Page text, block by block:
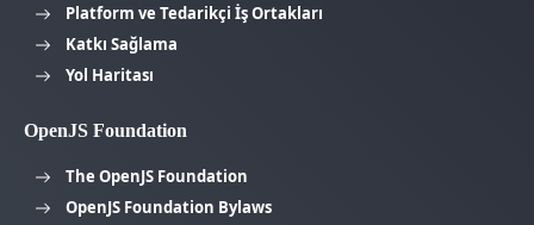
Platform ve Tedarikçi İş Ortakları
Katkı Sağlama
Yol Haritası
OpenJS Foundation
The OpenJS Foundation
OpenJS Foundation Bylaws